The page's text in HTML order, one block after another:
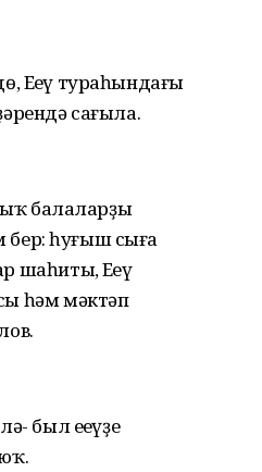
Еңеү тураһындағы
сағыла.
балаларҙы
бер: һуғыш сыға
шаһиты, Еңеү
һәм мәктәп
был еңеүҙе